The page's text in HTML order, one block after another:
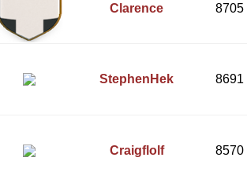
Clarence 8705
StephenHek 8691
Craigflolf 8570